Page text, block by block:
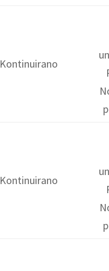
Kontinuirano
Kontinuirano